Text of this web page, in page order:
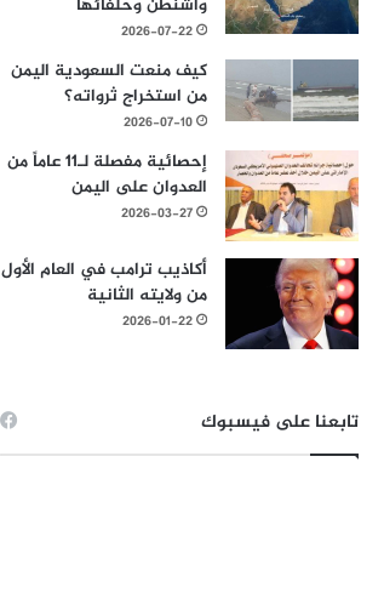
2026-07-22
كيف منعت السعودية اليمن
من استخراج ثرواته؟
2026-07-10
إحصائية مفصلة لـ11 عاماً من
العدوان على اليمن
2026-03-27
أكاذيب ترامب في العام الأول
من ولايته الثانية
2026-01-22
تابعنا على فيسبوك